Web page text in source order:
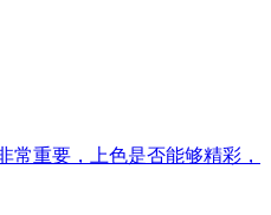
常重要，上色是否能够精彩，